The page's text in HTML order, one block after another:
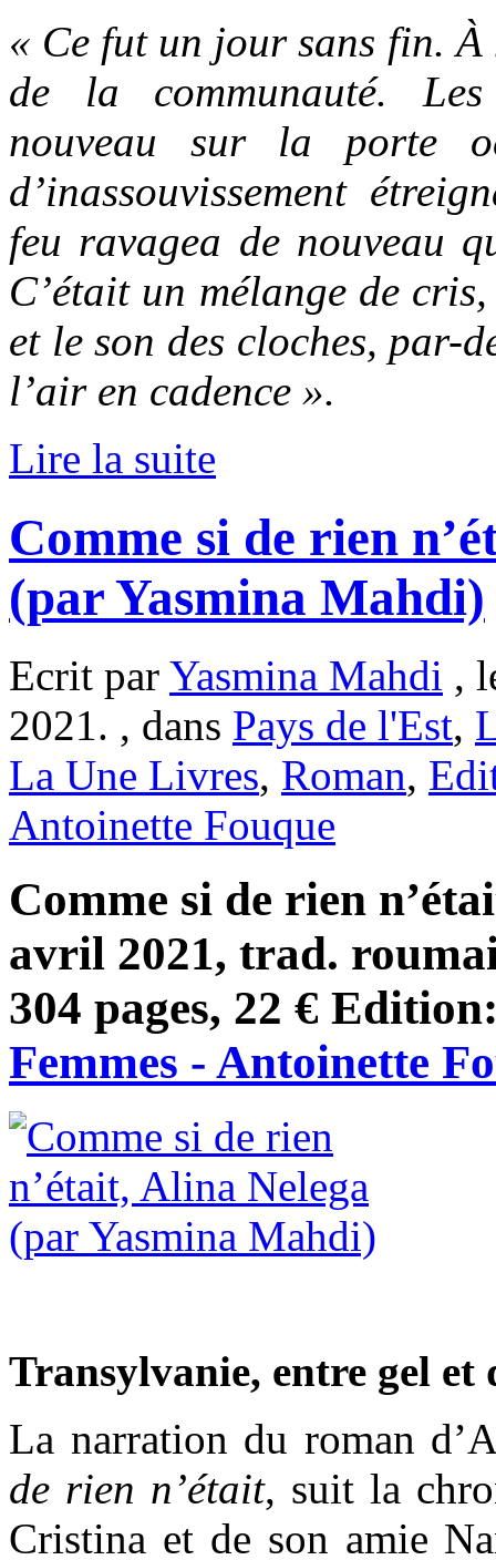
« Ce fut un jour sans fin.
de la communauté.
nouveau sur la porte
d’inassouvissement
feu ravagea de nouveau
C’était un mélange de
et le son des cloches, par-
l’air en cadence ».
Lire la suite
Comme si de rien
(par Yasmina Mahdi)
Ecrit par Yasmina Mahdi ,
2021. , dans Pays de l'Est,
La Une Livres, Roman,
Antoinette Fouque
Comme si de rien
avril 2021, trad.
304 pages, 22 €
Femmes - Antoinette
Transylvanie, entre gel et
La narration du roman
de rien n’était, suit la
Cristina et de son amie